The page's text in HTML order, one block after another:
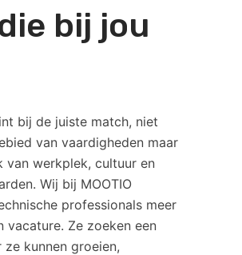
bij jou
bij de juiste match, niet
van vaardigheden maar
van werkplek, cultuur en
Wij bij MOOTIO
professionals meer
vacature. Ze zoeken een
kunnen groeien,